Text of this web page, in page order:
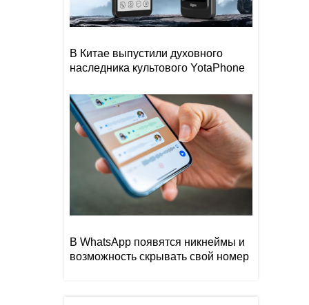
В Китае выпустили духовного
наследника культового YotaPhone
В WhatsApp появятся никнеймы и
возможность скрывать свой номер